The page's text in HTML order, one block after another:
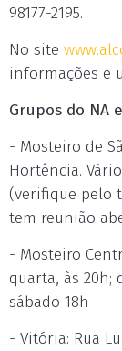
98177-2195.
No site
informações e
Grupos do NA
- Mosteiro de
Hortência.
(verifique pelo
tem reunião
- Mosteiro
quarta, às 20h;
sábado 18h
- Vitória: Rua